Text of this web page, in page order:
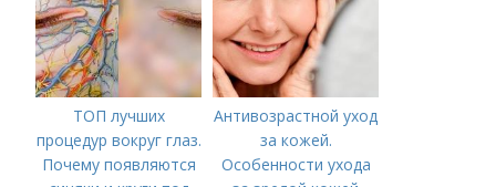
ТОП лучших
процедур вокруг глаз.
Почему появляются
Антивозрастной уход
за кожей.
Особенности ухода